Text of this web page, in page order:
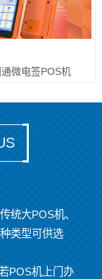
微电签POS机
传统大POS机、
类型可供选
POS机上门办